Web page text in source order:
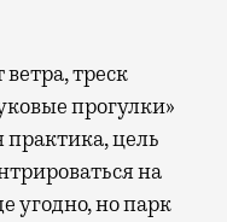
треск
прогулки»
практика, цель
на
угодно, но парк